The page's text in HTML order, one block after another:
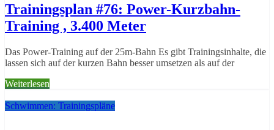
Trainingsplan #76: Power-Kurzbahn-
Training , 3.400 Meter
Das Power-Training auf der 25m-Bahn Es gibt Trainingsinhalte, die
lassen sich auf der kurzen Bahn besser umsetzen als auf der
Weiterlesen
Schwimmen: Trainingspläne